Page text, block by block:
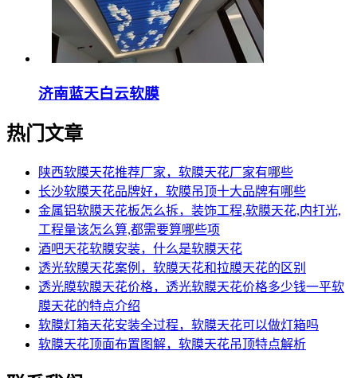
济南蓝天白云软膜
热门文章
陕西软膜天花推荐厂家，软膜天花厂家有哪些
长沙软膜天花品牌好，软膜吊顶十大品牌有哪些
金属铝软膜天花板怎么拆，装饰工程,软膜天花,内打光,
工程量该怎么算,都需要算哪些项
酒吧天花软膜安装，什么是软膜天花
透光软膜天花案例，软膜天花和拉膜天花的区别
透光膜软膜天花价格，透光软膜天花价格多少钱一平软
膜天花的特点介绍
软膜灯箱天花安装全过程，软膜天花可以做灯箱吗
软膜天花顶面布置图解，软膜天花吊顶特点解析